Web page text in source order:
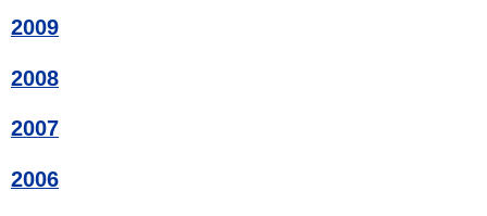
2009
2008
2007
2006